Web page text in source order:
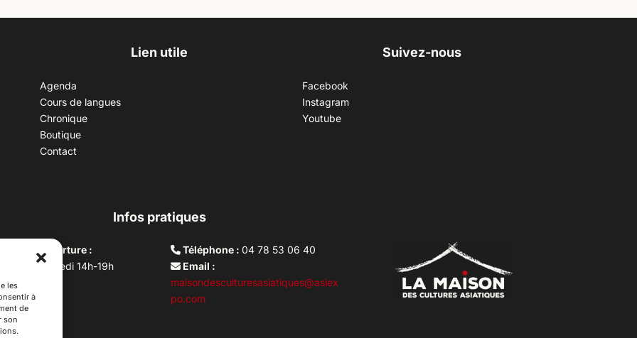
les
à
de
son
Lien utile
Agenda
Cours de langues
Chronique
Boutique
Contact
Suivez-nous
Facebook
Instagram
Youtube
Infos pratiques
d’ouverture :
au vendredi 14h-19h
10h –17h
lundi
Téléphone :04 78 53 06 40
Email :
maisondesculturesasiatiques@asiex
po.com